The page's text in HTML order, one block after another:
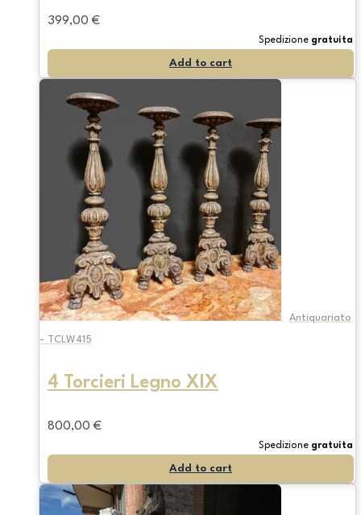
399,00 €
Spedizione gratuita
Add to cart
Antiquariato
- TCLW415
4 Torcieri Legno XIX
800,00 €
Spedizione gratuita
Add to cart